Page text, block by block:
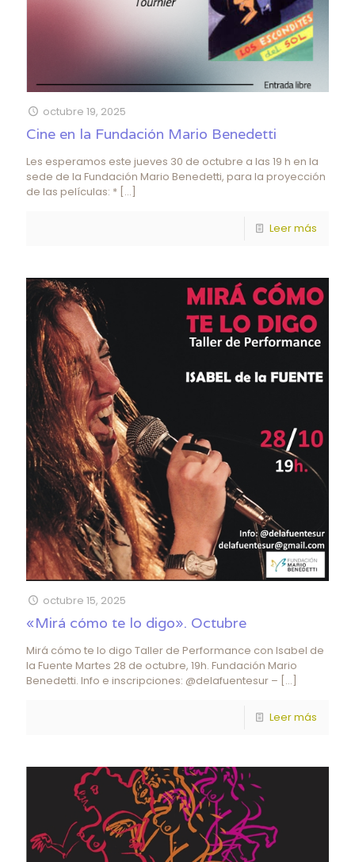
octubre 19, 2025
Cine en la Fundación Mario Benedetti
Les esperamos este jueves 30 de octubre a las 19 h en la
sede de la Fundación Mario Benedetti, para la proyección
de las películas: * […]
Leer más
octubre 15, 2025
«Mirá cómo te lo digo». Octubre
Mirá cómo te lo digo Taller de Performance con Isabel de
la Fuente Martes 28 de octubre, 19h. Fundación Mario
Benedetti. Info e inscripciones: @delafuentesur – […]
Leer más